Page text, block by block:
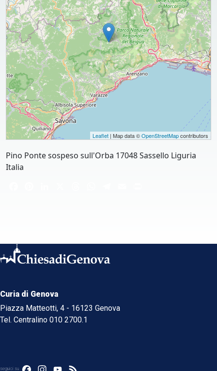
Leaflet | Map data ©OpenStreetMapcontributors
Pino Ponte sospeso sull'Orba 17048 Sassello Liguria
Italia
Curia di Genova
Piazza Matteotti, 4 - 16123 Genova
Tel. Centralino 010 2700.1
seguici su